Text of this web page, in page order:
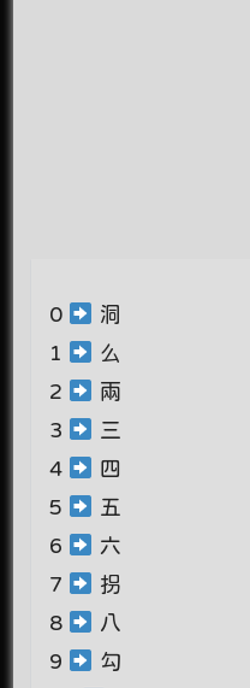
0
洞
1
么
2
兩
3
三
4
四
5
五
6
六
7
拐
8
八
9
勾